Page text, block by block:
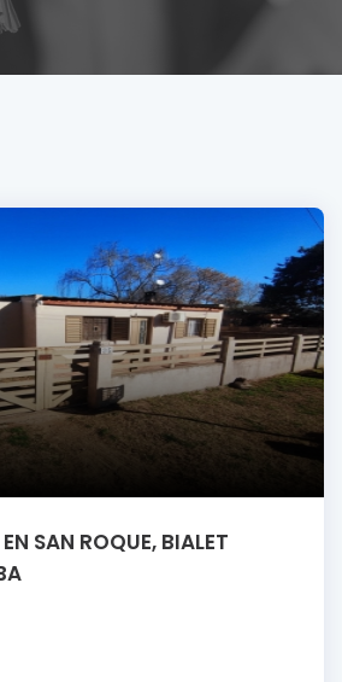
SAN ROQUE, BIALET